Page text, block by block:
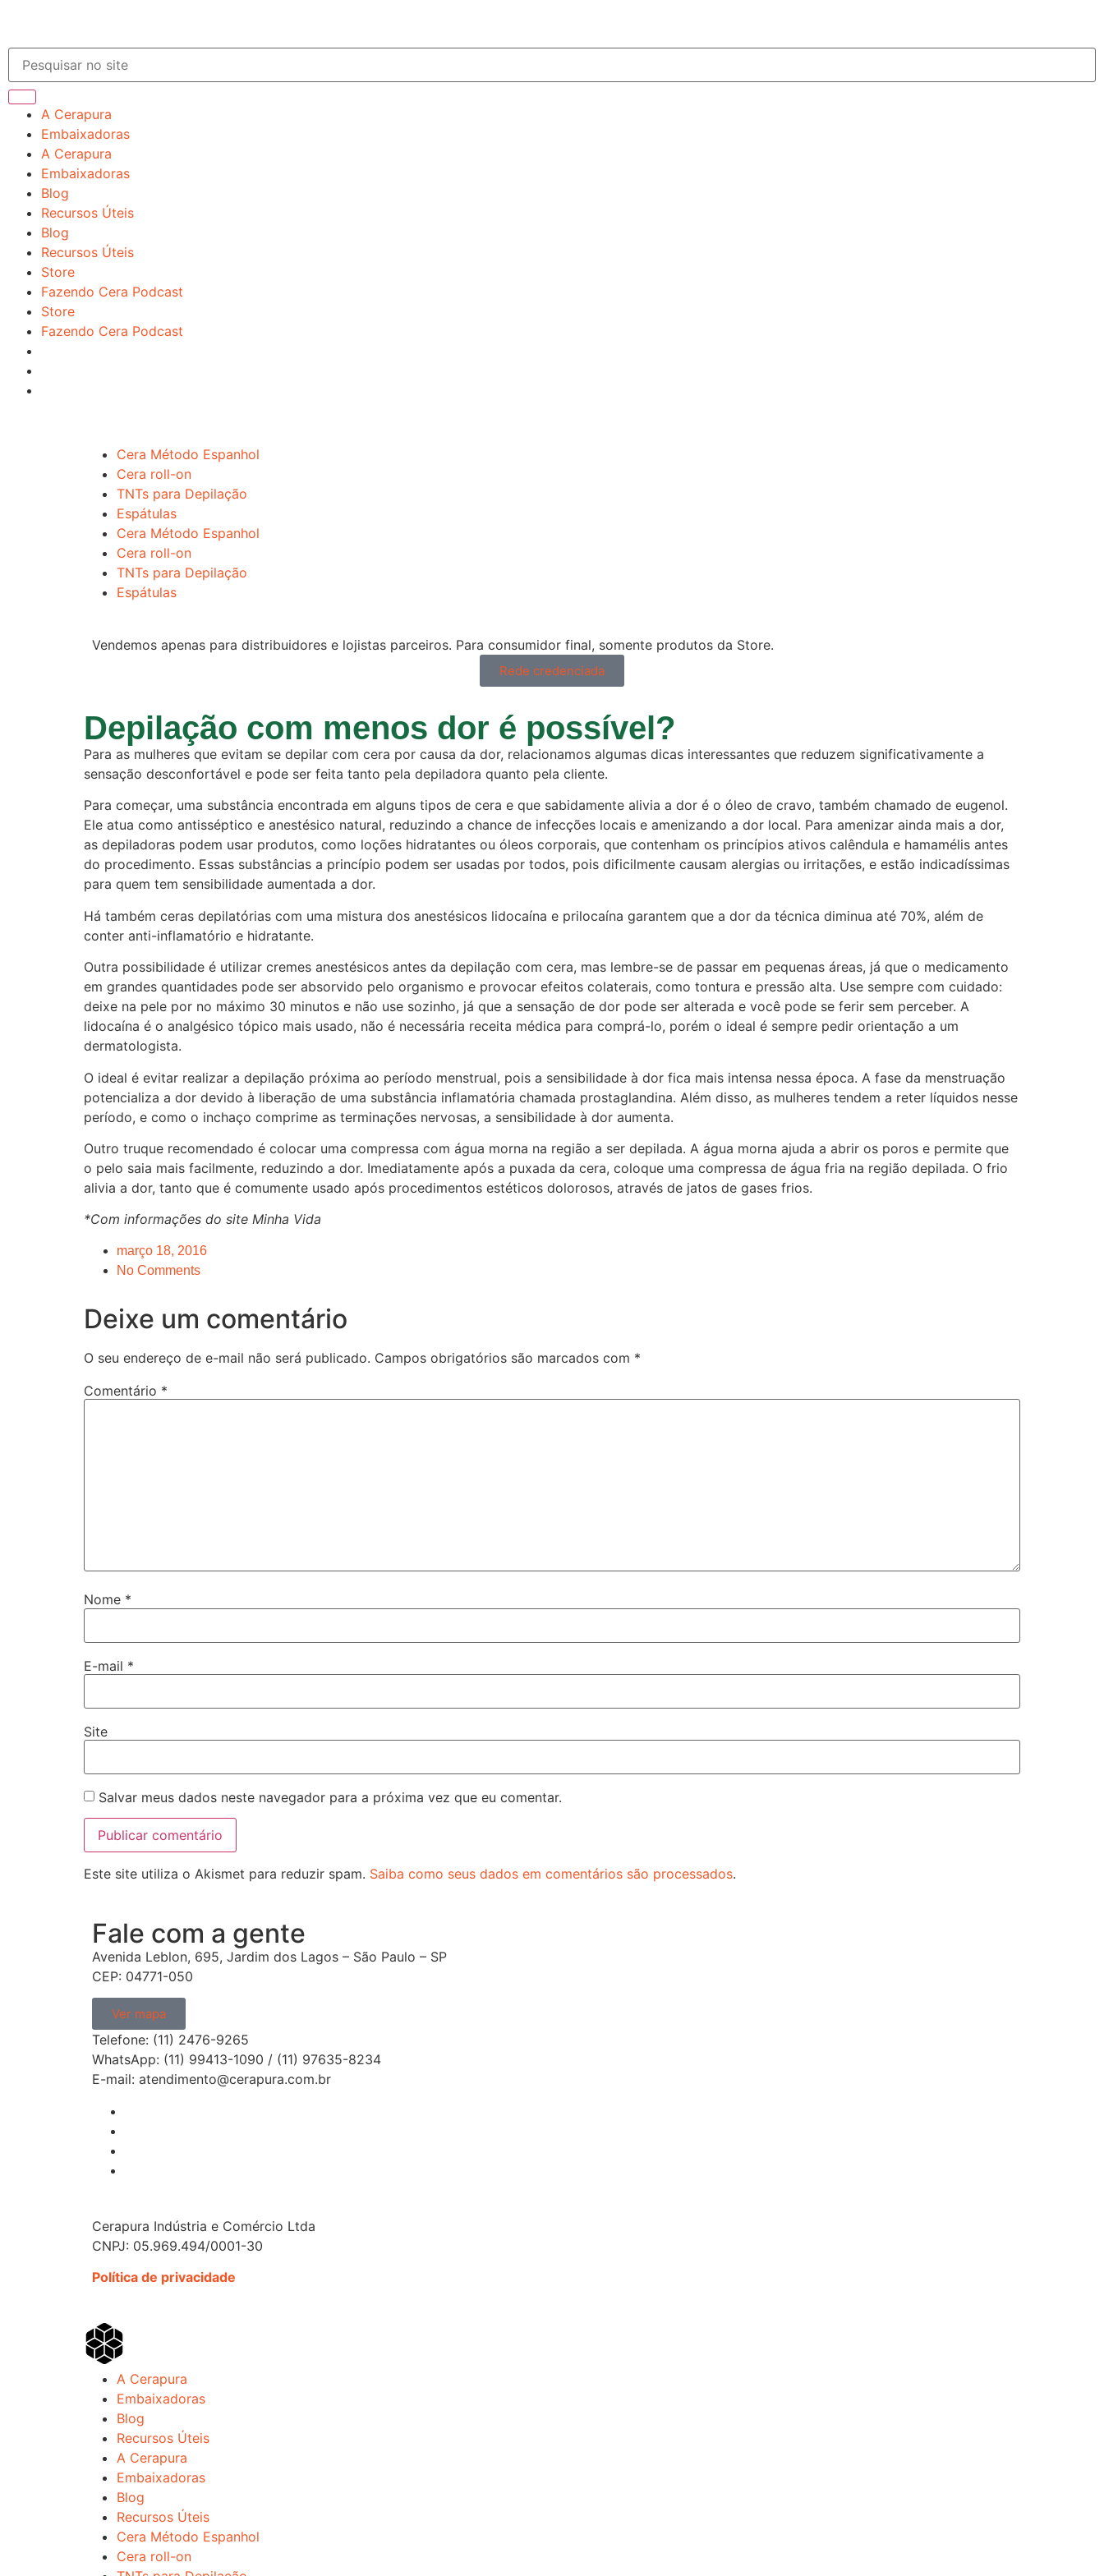
A Cerapura
Embaixadoras
A Cerapura
Embaixadoras
Blog
Recursos Úteis
Blog
Recursos Úteis
Store
Fazendo Cera Podcast
Store
Fazendo Cera Podcast
Cera Método Espanhol
Cera roll-on
TNTs para Depilação
Espátulas
Cera Método Espanhol
Cera roll-on
TNTs para Depilação
Espátulas
Vendemos apenas para distribuidores e lojistas parceiros. Para consumidor final, somente produtos da Store.
Rede credenciada
Depilação com menos dor é possível?
Para as mulheres que evitam se depilar com cera por causa da dor, relacionamos algumas dicas interessantes que reduzem significativamente a
sensação desconfortável e pode ser feita tanto pela depiladora quanto pela cliente.
Para começar, uma substância encontrada em alguns tipos de cera e que sabidamente alivia a dor é o óleo de cravo, também chamado de eugenol.
Ele atua como antisséptico e anestésico natural, reduzindo a chance de infecções locais e amenizando a dor local. Para amenizar ainda mais a dor,
as depiladoras podem usar produtos, como loções hidratantes ou óleos corporais, que contenham os princípios ativos calêndula e hamamélis antes
do procedimento. Essas substâncias a princípio podem ser usadas por todos, pois dificilmente causam alergias ou irritações, e estão indicadíssimas
para quem tem sensibilidade aumentada a dor.
Há também ceras depilatórias com uma mistura dos anestésicos lidocaína e prilocaína garantem que a dor da técnica diminua até 70%, além de
conter anti-inflamatório e hidratante.
Outra possibilidade é utilizar cremes anestésicos antes da depilação com cera, mas lembre-se de passar em pequenas áreas, já que o medicamento
em grandes quantidades pode ser absorvido pelo organismo e provocar efeitos colaterais, como tontura e pressão alta. Use sempre com cuidado:
deixe na pele por no máximo 30 minutos e não use sozinho, já que a sensação de dor pode ser alterada e você pode se ferir sem perceber. A
lidocaína é o analgésico tópico mais usado, não é necessária receita médica para comprá-lo, porém o ideal é sempre pedir orientação a um
dermatologista.
O ideal é evitar realizar a depilação próxima ao período menstrual, pois a sensibilidade à dor fica mais intensa nessa época. A fase da menstruação
potencializa a dor devido à liberação de uma substância inflamatória chamada prostaglandina. Além disso, as mulheres tendem a reter líquidos nesse
período, e como o inchaço comprime as terminações nervosas, a sensibilidade à dor aumenta.
Outro truque recomendado é colocar uma compressa com água morna na região a ser depilada. A água morna ajuda a abrir os poros e permite que
o pelo saia mais facilmente, reduzindo a dor. Imediatamente após a puxada da cera, coloque uma compressa de água fria na região depilada. O frio
alivia a dor, tanto que é comumente usado após procedimentos estéticos dolorosos, através de jatos de gases frios.
*Com informações do site Minha Vida
março 18, 2016
No Comments
Deixe um comentário
O seu endereço de e-mail não será publicado. Campos obrigatórios são marcados com *
Comentário *
Nome *
E-mail *
Site
Salvar meus dados neste navegador para a próxima vez que eu comentar.
Este site utiliza o Akismet para reduzir spam. Saiba como seus dados em comentários são processados.
Fale com a gente
Avenida Leblon, 695, Jardim dos Lagos – São Paulo – SP
CEP: 04771-050
Ver mapa
Telefone: (11) 2476-9265
WhatsApp: (11) 99413-1090 / (11) 97635-8234
E-mail: atendimento@cerapura.com.br
Cerapura Indústria e Comércio Ltda
CNPJ: 05.969.494/0001-30
Política de privacidade
A Cerapura
Embaixadoras
Blog
Recursos Úteis
A Cerapura
Embaixadoras
Blog
Recursos Úteis
Cera Método Espanhol
Cera roll-on